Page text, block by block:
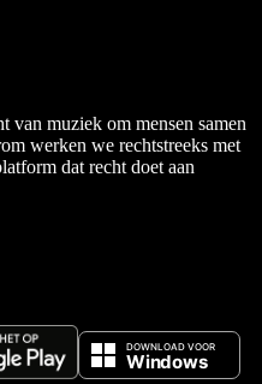
muziek om mensen samen
werken we rechtstreeks met
dat recht doet aan